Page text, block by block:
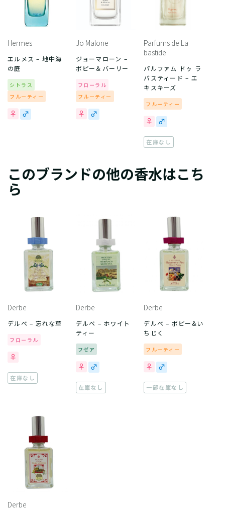
Hermes
エルメス – 地中海
の庭
シトラス
フルーティー
Jo Malone
ジョーマローン –
ポピー＆バーリー
フローラル
フルーティー
Parfums de La
bastide
パルファム ドゥ ラ
バスティード – エ
キスキーズ
フルーティー
在庫なし
このブランドの他の香水はこち
ら
Derbe
デルベ – 忘れな草
フローラル
在庫なし
Derbe
デルベ – ホワイト
ティー
フゼア
在庫なし
Derbe
デルベ – ポピー&い
ちじく
フルーティー
一部在庫なし
Derbe